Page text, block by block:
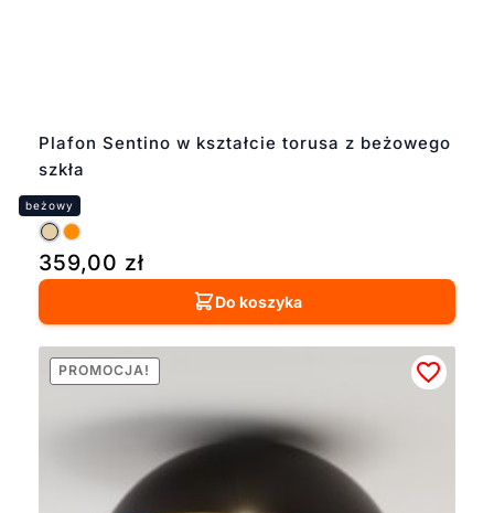
Plafon Sentino w kształcie torusa z beżowego
szkła
359,00 zł
Do koszyka
PROMOCJA!